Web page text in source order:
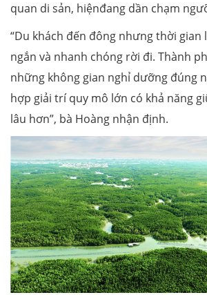
quan di sản, hiệnđang dần chạm
“Du khách đến đông nhưng thời gian
ngắn và nhanh chóng rời đi. Thành
những không gian nghỉ dưỡng đúng
hợp giải trí quy mô lớn có khả năng
lâu hơn”, bà Hoàng nhận định.